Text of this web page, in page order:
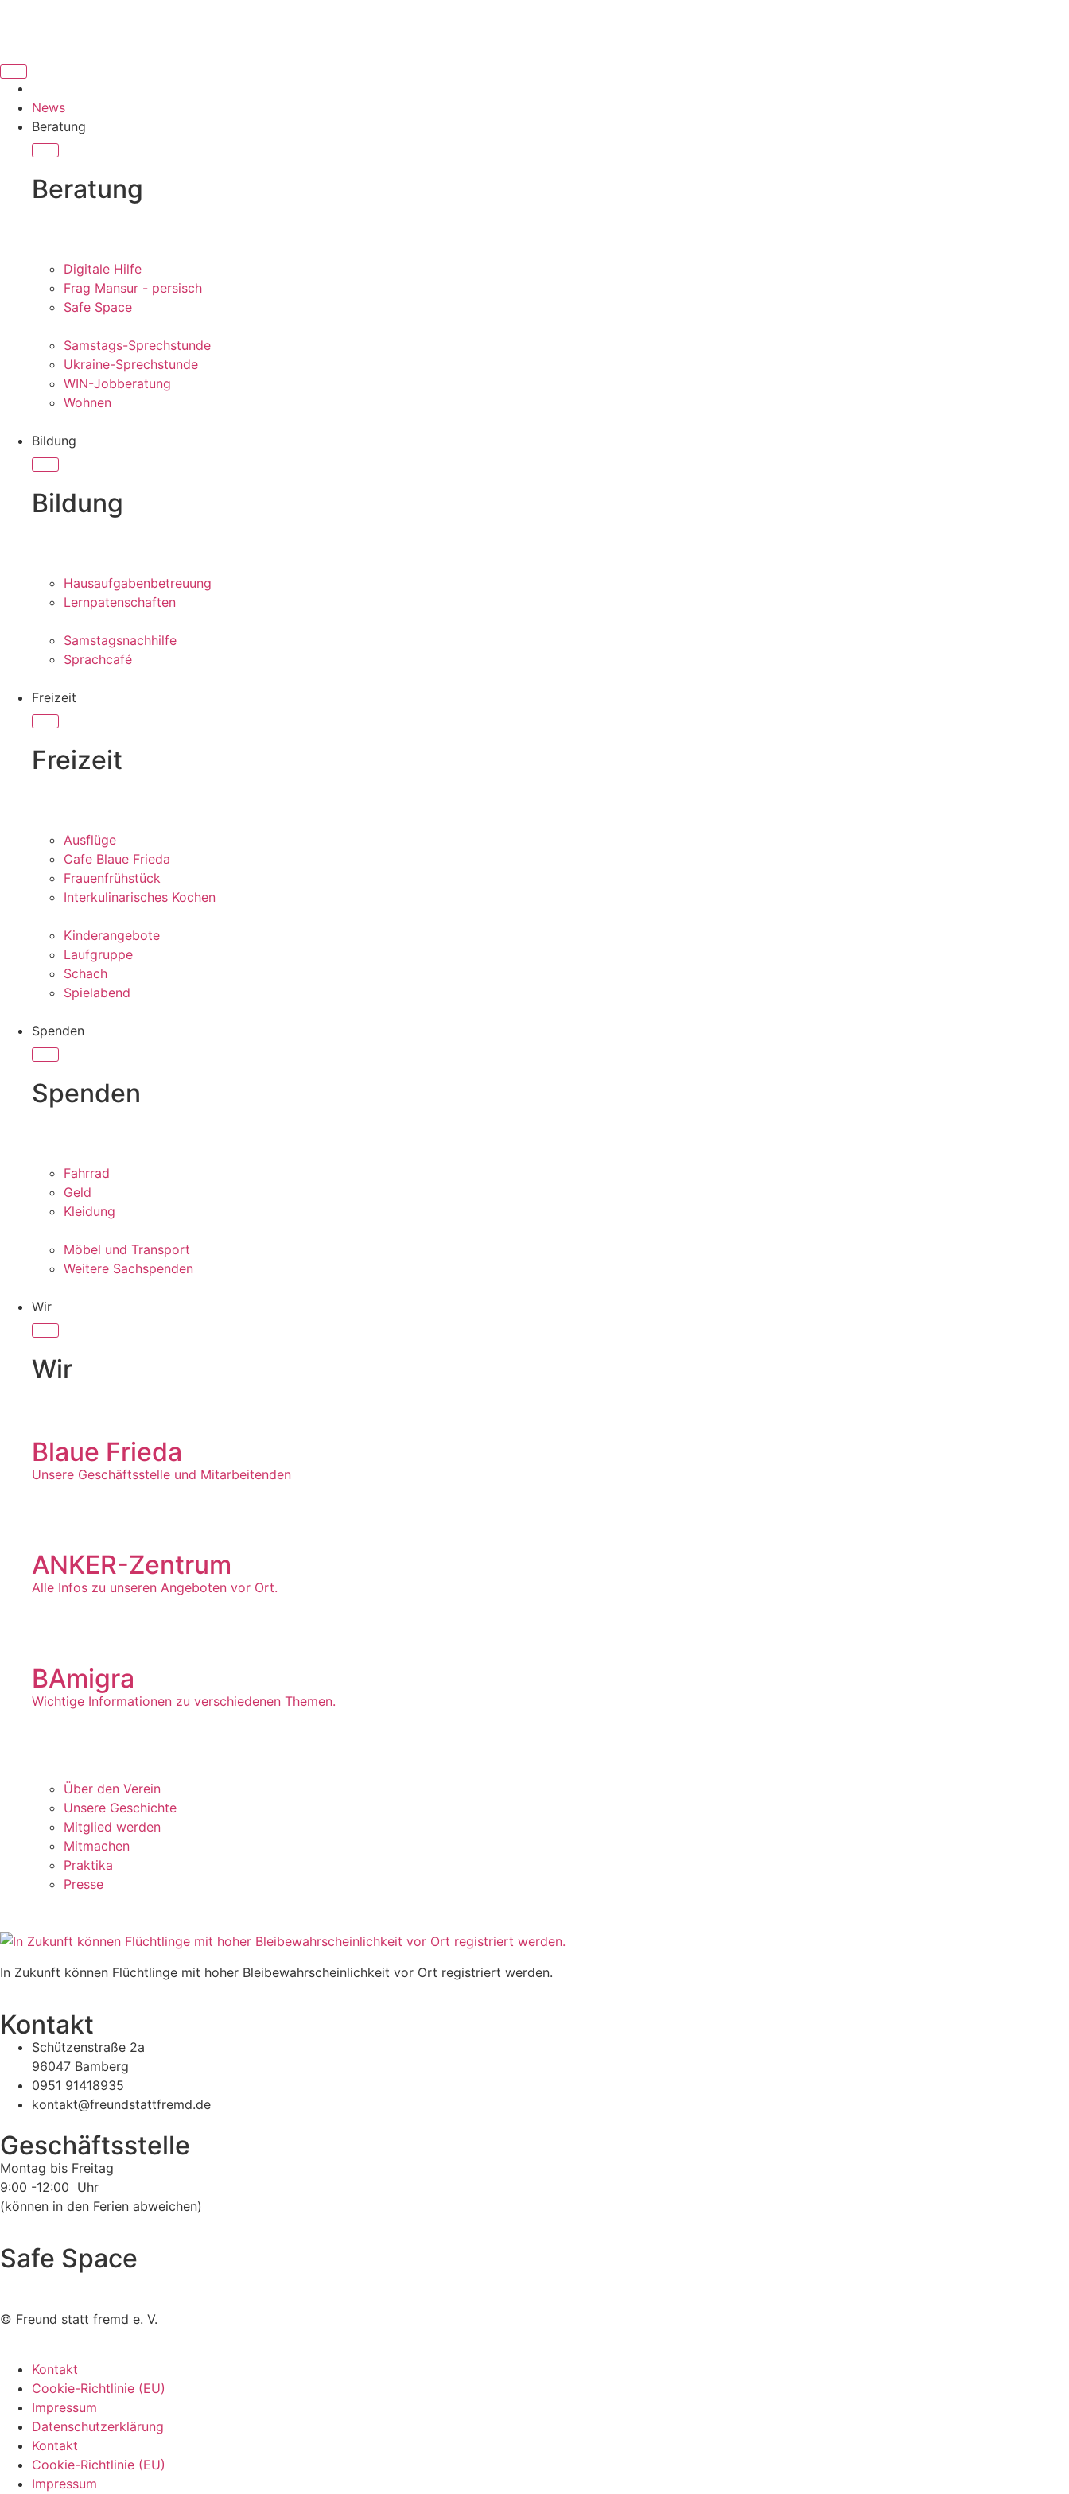
News
Beratung
Beratung
Digitale Hilfe
Frag Mansur - persisch
Safe Space
Samstags-Sprechstunde
Ukraine-Sprechstunde
WIN-Jobberatung
Wohnen
Bildung
Bildung
Hausaufgabenbetreuung
Lernpatenschaften
Samstagsnachhilfe
Sprachcafé
Freizeit
Freizeit
Ausflüge
Cafe Blaue Frieda
Frauenfrühstück
Interkulinarisches Kochen
Kinderangebote
Laufgruppe
Schach
Spielabend
Spenden
Spenden
Fahrrad
Geld
Kleidung
Möbel und Transport
Weitere Sachspenden
Wir
Wir
Blaue Frieda
Unsere Geschäftsstelle und Mitarbeitenden
ANKER-Zentrum
Alle Infos zu unseren Angeboten vor Ort.
BAmigra
Wichtige Informationen zu verschiedenen Themen.
Über den Verein
Unsere Geschichte
Mitglied werden
Mitmachen
Praktika
Presse
In Zukunft können Flüchtlinge mit hoher Bleibewahrscheinlichkeit vor Ort registriert werden.
Kontakt
Schützenstraße 2a
96047 Bamberg
0951 91418935
kontakt@freundstattfremd.de
Geschäftsstelle
Montag bis Freitag
9:00 -12:00 Uhr
(können in den Ferien abweichen)
Safe Space
© Freund statt fremd e. V.
Kontakt
Cookie-Richtlinie (EU)
Impressum
Datenschutzerklärung
Kontakt
Cookie-Richtlinie (EU)
Impressum